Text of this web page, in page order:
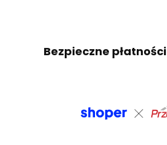
Bezpieczne płatności